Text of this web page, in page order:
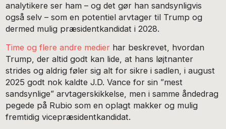
analytikere ser ham – og det gør han sandsynligvis
også selv – som en potentiel arvtager til Trump og
dermed mulig præsidentkandidat i 2028.
Time og flere andre medier har beskrevet, hvordan
Trump, der altid godt kan lide, at hans løjtnanter
strides og aldrig føler sig alt for sikre i sadlen, i august
2025 godt nok kaldte J.D. Vance for sin ”mest
sandsynlige” arvtagerskikkelse, men i samme åndedrag
pegede på Rubio som en oplagt makker og mulig
fremtidig vicepræsidentkandidat.